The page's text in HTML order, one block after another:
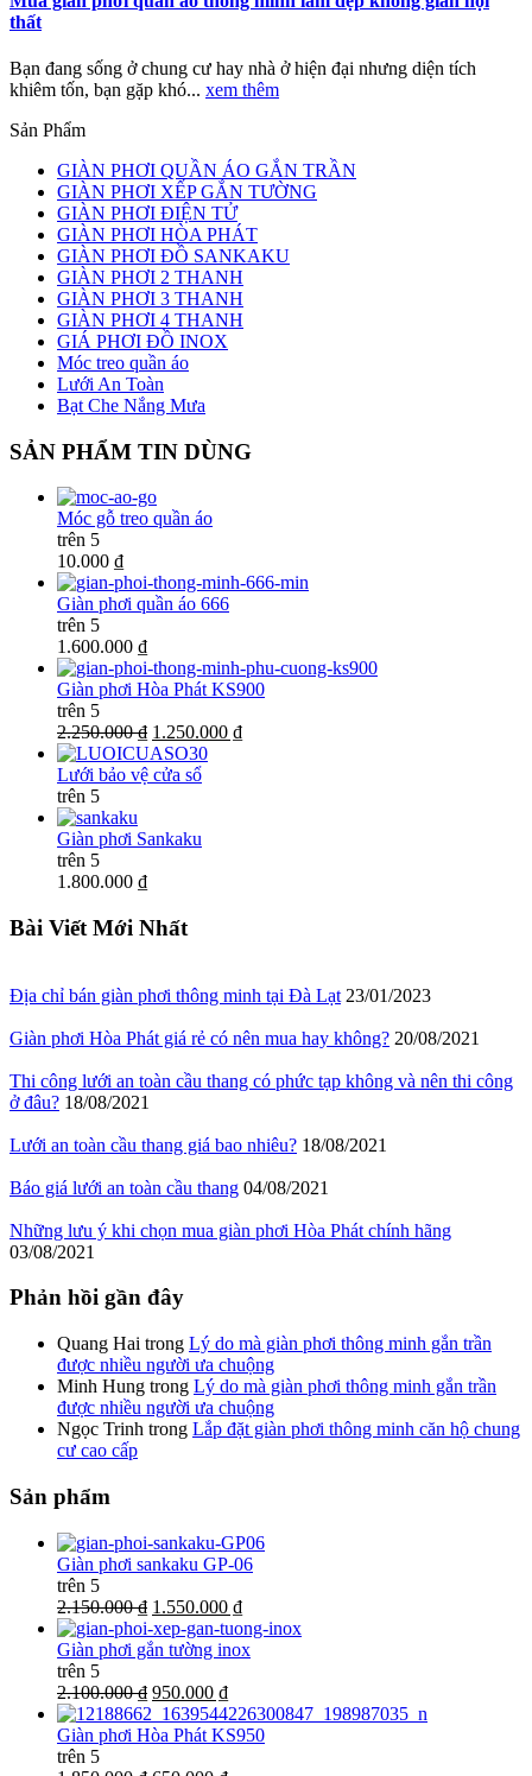
thất
Bạn đang sống ở chung cư hay nhà ở hiện đại nhưng diện tích
khiêm tốn, bạn gặp khó... xem thêm
Sản Phẩm
GIÀN PHƠI QUẦN ÁO GẮN TRẦN
GIÀN PHƠI XẾP GẮN TƯỜNG
GIÀN PHƠI ĐIỆN TỬ
GIÀN PHƠI HÒA PHÁT
GIÀN PHƠI ĐỒ SANKAKU
GIÀN PHƠI 2 THANH
GIÀN PHƠI 3 THANH
GIÀN PHƠI 4 THANH
GIÁ PHƠI ĐỒ INOX
Móc treo quần áo
Lưới An Toàn
Bạt Che Nắng Mưa
SẢN PHẨM TIN DÙNG
Móc gỗ treo quần áo
trên 5
10.000 ₫
Giàn phơi quần áo 666
trên 5
1.600.000 ₫
Giàn phơi Hòa Phát KS900
trên 5
2.250.000 ₫ 1.250.000 ₫
Lưới bảo vệ cửa sổ
trên 5
Giàn phơi Sankaku
trên 5
1.800.000 ₫
Bài Viết Mới Nhất
Địa chỉ bán giàn phơi thông minh tại Đà Lạt 23/01/2023
Giàn phơi Hòa Phát giá rẻ có nên mua hay không? 20/08/2021
Thi công lưới an toàn cầu thang có phức tạp không và nên thi công
ở đâu? 18/08/2021
Lưới an toàn cầu thang giá bao nhiêu? 18/08/2021
Báo giá lưới an toàn cầu thang 04/08/2021
Những lưu ý khi chọn mua giàn phơi Hòa Phát chính hãng
03/08/2021
Phản hồi gần đây
Quang Hai trong Lý do mà giàn phơi thông minh gắn trần
được nhiều người ưa chuộng
Minh Hung trong Lý do mà giàn phơi thông minh gắn trần
được nhiều người ưa chuộng
Ngọc Trinh trong Lắp đặt giàn phơi thông minh căn hộ chung
cư cao cấp
Sản phẩm
Giàn phơi sankaku GP-06
trên 5
2.150.000 ₫ 1.550.000 ₫
Giàn phơi gắn tường inox
trên 5
2.100.000 ₫ 950.000 ₫
Giàn phơi Hòa Phát KS950
trên 5